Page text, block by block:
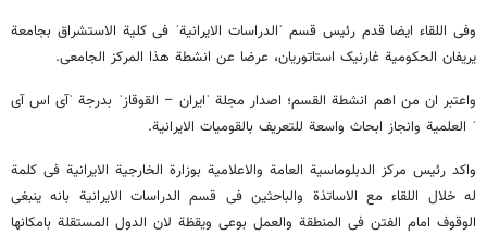
وفی اللقاء ایضا قدم رئیس قسم ˈالدراسات الایرانیةˈ فی کلیة الاستشراق بجامعة
یریفان الحکومیة غارنیک استاتوریان، عرضا عن انشطة هذا المرکز الجامعی.
واعتبر ان من اهم انشطة القسم؛ اصدار مجلة ˈایران – القوقازˈ بدرجة ˈآی اس آی
ˈ العلمیة وانجاز ابحاث واسعة للتعریف بالقومیات الایرانیة.
واکد رئیس مرکز الدبلوماسیة العامة والاعلامیة بوزارة الخارجیة الایرانیة فی کلمة
له خلال اللقاء مع الاساتذة والباحثین فی قسم الدراسات الایرانیة بانه ینبغی
الوقوف امام الفتن فی المنطقة والعمل بوعی ویقظة لان الدول المستقلة بامکانها